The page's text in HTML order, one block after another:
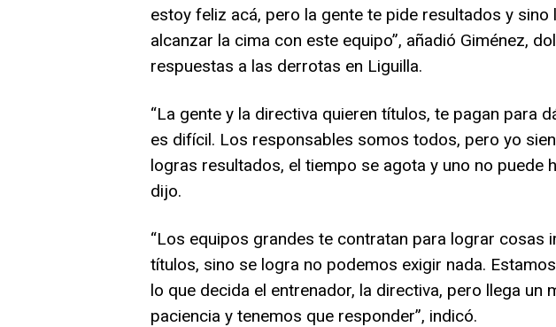
estoy feliz acá, pero la gente te pide resultados y sino
alcanzar la cima con este equipo”, añadió Giménez,
respuestas a las derrotas en Liguilla.
“La gente y la directiva quieren títulos, te pagan para
es difícil. Los responsables somos todos, pero yo
logras resultados, el tiempo se agota y uno no puede
dijo.
“Los equipos grandes te contratan para lograr cosas
títulos, sino se logra no podemos exigir nada.
lo que decida el entrenador, la directiva, pero llega un
paciencia y tenemos que responder”, indicó.